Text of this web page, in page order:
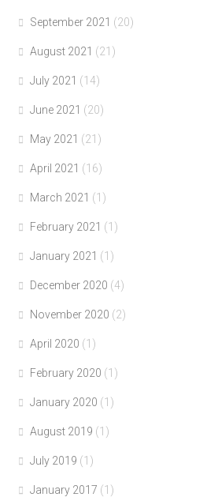
September 2021 (20)
August 2021 (21)
July 2021 (14)
June 2021 (20)
May 2021 (21)
April 2021 (16)
March 2021 (1)
February 2021 (1)
January 2021 (1)
December 2020 (4)
November 2020 (2)
April 2020 (1)
February 2020 (1)
January 2020 (1)
August 2019 (1)
July 2019 (1)
January 2017 (1)